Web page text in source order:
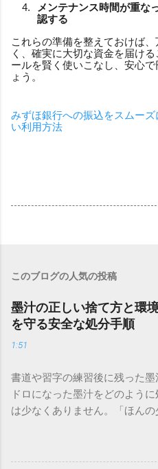
メンテナンス時間が重な
認する
これらの準備を整えておけば
く、確実に大切な資金を届け
ールを賢く使いこなし、安心
ょう。
みずほ銀行への振込をスムー
い利用方法
このブログの人気の投稿
墨汁の正しい捨て方と環
を守る安全な処分手順
1:51
書道や習字の練習後に残った
ドロになった墨汁をどのよう
は少なくありません。「ほんの
と、実は予期せぬトラブルを
一般的な生活排水とは性質が